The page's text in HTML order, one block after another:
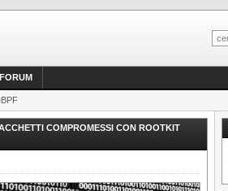
COMPROMESSI CON ROOTKIT